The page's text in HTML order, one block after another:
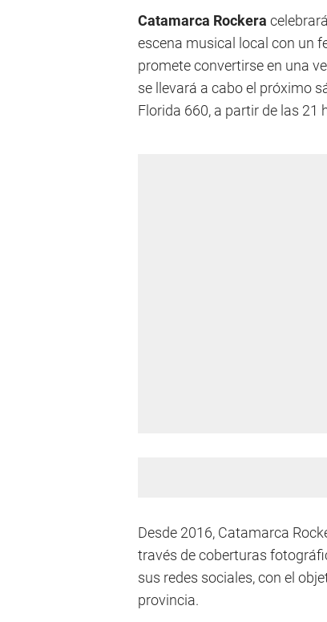
Catamarca Rockera
escena musical local con un
promete convertirse en una
se llevará a cabo el próximo
Florida 660, a partir de las 21
Desde 2016, Catamarca
través de coberturas
sus redes sociales, con el
provincia.